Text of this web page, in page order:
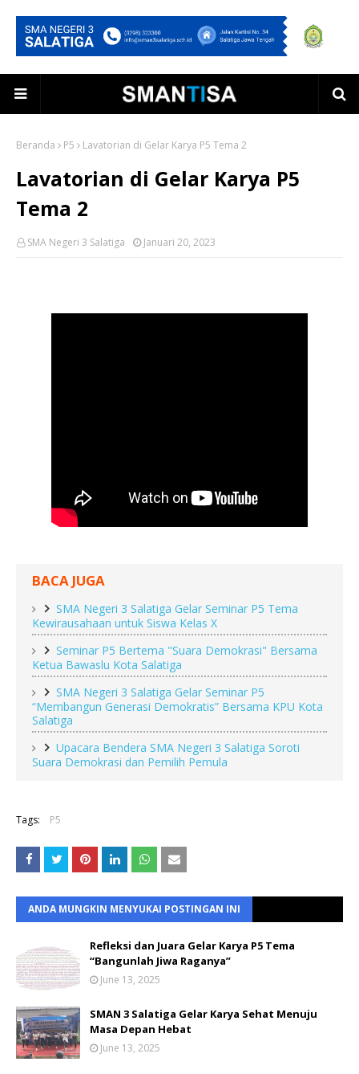
Beranda P5 Lavatorian di Gelar Karya P5 Tema 2
Lavatorian di Gelar Karya P5
Tema 2
SMA Negeri 3 Salatiga Januari 20, 2023
BACA JUGA
SMA Negeri 3 Salatiga Gelar Seminar P5 Tema
Kewirausahaan untuk Siswa Kelas X
Seminar P5 Bertema "Suara Demokrasi" Bersama
Ketua Bawaslu Kota Salatiga
SMA Negeri 3 Salatiga Gelar Seminar P5
“Membangun Generasi Demokratis” Bersama KPU Kota
Salatiga
Upacara Bendera SMA Negeri 3 Salatiga Soroti
Suara Demokrasi dan Pemilih Pemula
Tags: P5
ANDA MUNGKIN MENYUKAI POSTINGAN INI
Refleksi dan Juara Gelar Karya P5 Tema
“Bangunlah Jiwa Raganya”
June 13, 2025
SMAN 3 Salatiga Gelar Karya Sehat Menuju
Masa Depan Hebat
June 13, 2025